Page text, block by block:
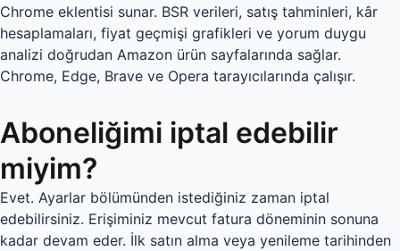
Chrome eklentisi sunar. BSR verileri, satış tahminleri, kâr
hesaplamaları, fiyat geçmişi grafikleri ve yorum duygu
analizi doğrudan Amazon ürün sayfalarında sağlar.
Chrome, Edge, Brave ve Opera tarayıcılarında çalışır.
Aboneliğimi iptal edebilir
miyim?
Evet. Ayarlar bölümünden istediğiniz zaman iptal
edebilirsiniz. Erişiminiz mevcut fatura döneminin sonuna
kadar devam eder. İlk satın alma veya yenileme tarihinden